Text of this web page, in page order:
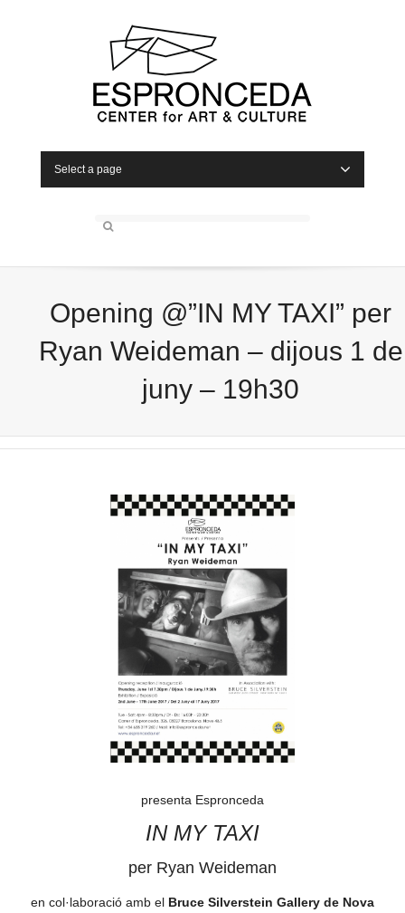
Select a page
Opening @”IN MY TAXI” per
Ryan Weideman – dijous 1 de
juny – 19h30
presenta Espronceda
IN MY TAXI
per Ryan Weideman
en col·laboració amb el Bruce Silverstein Gallery de Nova